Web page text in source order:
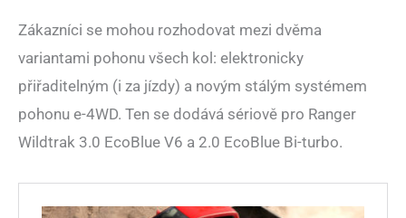
Zákazníci se mohou rozhodovat mezi dvěma
variantami pohonu všech kol: elektronicky
přiřaditelným (i za jízdy) a novým stálým systémem
pohonu e-4WD. Ten se dodává sériově pro Ranger
Wildtrak 3.0 EcoBlue V6 a 2.0 EcoBlue Bi-turbo.